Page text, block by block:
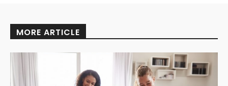
MORE ARTICLE